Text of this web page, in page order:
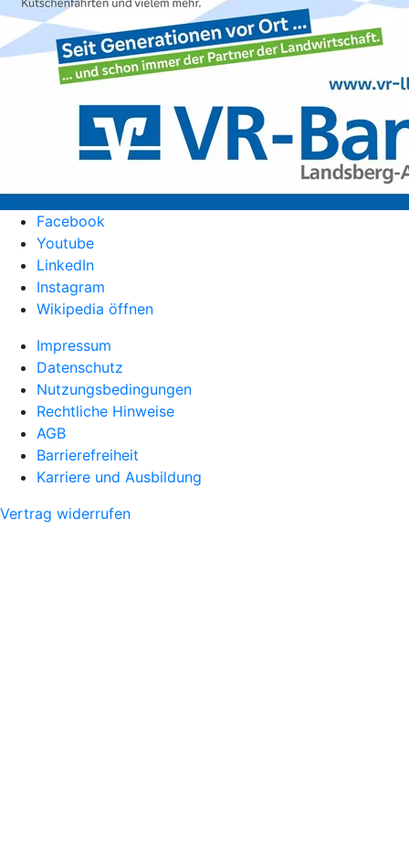
Facebook
Youtube
LinkedIn
Instagram
Wikipedia öffnen
Impressum
Datenschutz
Nutzungsbedingungen
Rechtliche Hinweise
AGB
Barrierefreiheit
Karriere und Ausbildung
Vertrag widerrufen